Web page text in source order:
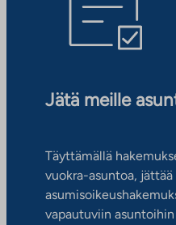
Jätä meille
Täyttämällä
vuokra-asuntoa, jättää
vapautuviin